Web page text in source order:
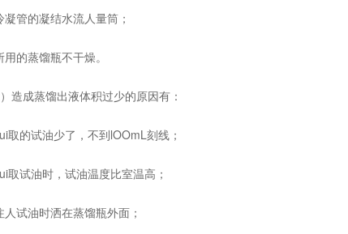
的凝结水流人量筒；
蒸馏瓶不干燥。
成蒸馏出液体积过少的原因有：
试油少了，不到lOOmL刻线；
油时，试油温度比室温高；
油时洒在蒸馏瓶外面；